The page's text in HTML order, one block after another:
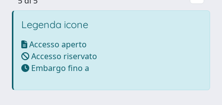
Legenda icone
Accesso aperto
Accesso riservato
Embargo fino a